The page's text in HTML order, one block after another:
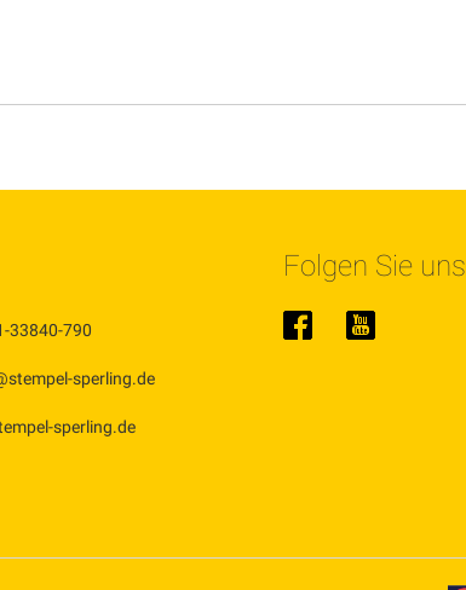
33840-790
sperling.de
sperling.de
Folgen Sie uns